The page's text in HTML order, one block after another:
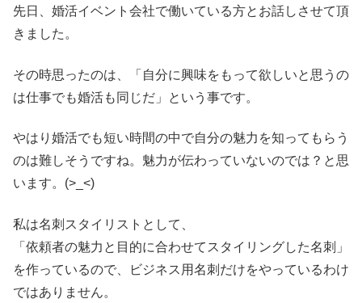
先日、婚活イベント会社で働いている方とお話しさせて頂
きました。
その時思ったのは、「自分に興味をもって欲しいと思うの
は仕事でも婚活も同じだ」という事です。
やはり婚活でも短い時間の中で自分の魅力を知ってもらう
のは難しそうですね。魅力が伝わっていないのでは？と思
います。(>_<)
私は名刺スタイリストとして、
「依頼者の魅力と目的に合わせてスタイリングした名刺」
を作っているので、ビジネス用名刺だけをやっているわけ
ではありません。